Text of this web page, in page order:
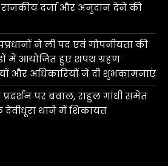
राजकीय दर्जा और अनुदान देने की
ने ली पद एवं गोपनीयता की
में आयोजित हुए शपथ ग्रहण
और अधिकारियों ने दी शुभकामनाएं
पर बवाल, राहुल गांधी समेत
थाने में शिकायत